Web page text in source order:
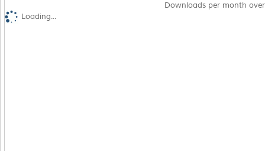
Downloads per month
Loading...